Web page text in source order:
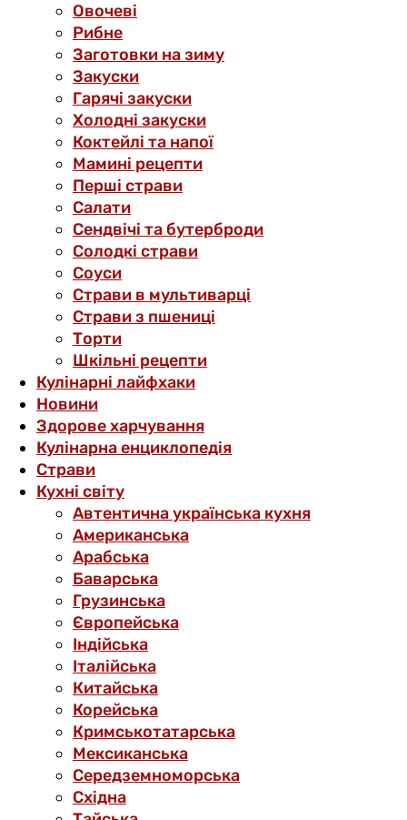
Овочеві
Рибне
Заготовки на зиму
Закуски
Гарячі закуски
Холодні закуски
Коктейлі та напої
Мамині рецепти
Перші страви
Салати
Сендвічі та бутерброди
Солодкі страви
Соуси
Страви в мультиварці
Страви з пшениці
Торти
Шкільні рецепти
Кулінарні лайфхаки
Новини
Здорове харчування
Кулінарна енциклопедія
Страви
Кухні світу
Автентична українська кухня
Американська
Арабська
Баварська
Грузинська
Європейська
Індійська
Італійська
Китайська
Корейська
Кримськотатарська
Мексиканська
Середземноморська
Східна